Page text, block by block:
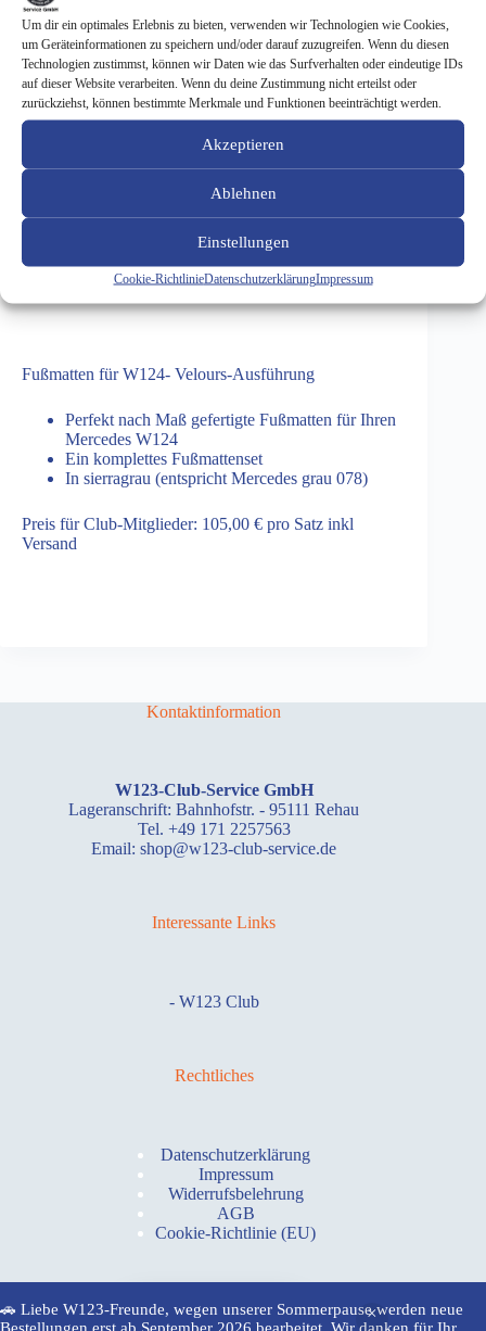
Um dir ein optimales Erlebnis zu bieten, verwenden wir Technologien wie Cookies,
um Geräteinformationen zu speichern und/oder darauf zuzugreifen. Wenn du diesen
Technologien zustimmst, können wir Daten wie das Surfverhalten oder eindeutige IDs
auf dieser Website verarbeiten. Wenn du deine Zustimmung nicht erteilst oder
zurückziehst, können bestimmte Merkmale und Funktionen beeinträchtigt werden.
Akzeptieren
Ablehnen
Einstellungen
Cookie-RichtlinieDatenschutzerklärungImpressum
🚗 Liebe W123-Freunde, wegen unserer Sommerpause werden neue
Fußmatten
für
W124
-
Velours
-
sierragrau/grau
Menge
In den Warenkorb
ARTIKELNUMMER:
SONDERAKTION
Beschreibung
Fußmatten für W124- Velours-Ausführung
Perfekt nach Maß gefertigte Fußmatten für Ihren
Mercedes W124
Ein komplettes Fußmattenset
In sierragrau (entspricht Mercedes grau 078)
Preis für Club-Mitglieder: 105,00 € pro Satz inkl
Versand
Kontaktinformation
W123-Club-Service GmbH
Lageranschrift: Bahnhofstr. - 95111 Rehau
Tel. +49 171 2257563
Email: shop@w123-club-service.de
Interessante Links
- W123 Club
Rechtliches
Datenschutzerklärung
Impressum
Widerrufsbelehrung
AGB
Cookie-Richtlinie (EU)
Widerruf absenden